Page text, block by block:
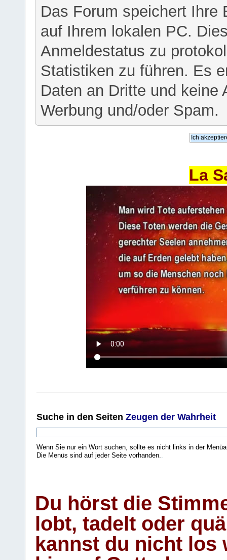
Das Forum speichert Ihre
auf Ihrem lokalen PC.
Anmeldestatus zu
Statistiken zu führen. Es
Daten an Dritte und keine
Werbung und/oder Spam.
La
Suche in den Seiten Zeugen der Wahrheit
Wenn Sie nur ein Wort suchen, sollte es nicht links in der
Die Menüs sind auf jeder Seite vorhanden..
Du hörst die
lobt, tadelt oder
kannst du nicht los